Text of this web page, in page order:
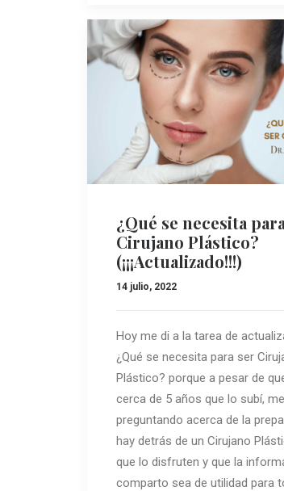
¿Qué se necesita
Cirujano Plástico?
(¡¡¡Actualizado!!!)
14 julio, 2022
Hoy me di a la tarea de
¿Qué se necesita para ser
Plástico? porque a pesar de
cerca de 5 años que lo subí,
preguntando acerca de la
hay detrás de un Cirujano
que lo disfruten y que la
comparto sea de utilidad para